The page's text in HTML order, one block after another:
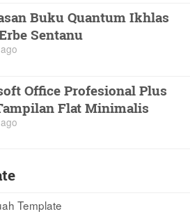
Buku Quantum Ikhlas
Sentanu
Office Profesional Plus
Flat Minimalis
Template